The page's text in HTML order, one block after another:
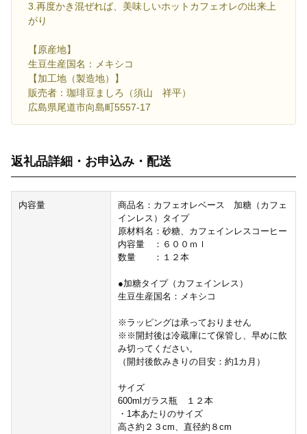
3.再度かき混ぜれば、美味しいホットカフェオレの出来上
がり
【原産地】
生豆生産国名：メキシコ
【加工地（製造地）】
販売者：珈琲豆ましろ（須山 祥平）
広島県尾道市向島町5557-17
返礼品詳細・お申込み・配送
内容量
商品名：カフェオレベース 加糖（カフェ
インレス）タイプ
原材料名：砂糖、カフェインレスコーヒー
内容量 ：６００ｍｌ
数量 ：１２本
●加糖タイプ（カフェインレス）
生豆生産国名：メキシコ
※ラッピングは承っておりません
※※開封後は冷蔵庫にて保管し、早めに飲
み切ってください。
（開封後飲みきりの目安：約1カ月）
サイズ
600mlガラス瓶 １２本
・1本あたりのサイズ
高さ約２３cm、直径約８cm